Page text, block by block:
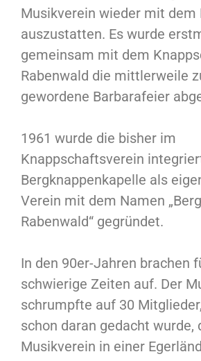
Musikverein wieder mit dem
auszustatten. Es wurde
gemeinsam mit dem
Rabenwald die mittlerweile
gewordene Barbarafeier
1961 wurde die bisher im
Knappschaftsverein
Bergknappenkapelle als
Verein mit dem Namen
Rabenwald“ gegründet.
In den 90er-Jahren brachen
schwierige Zeiten auf. Der
schrumpfte auf 30
schon daran gedacht wurde,
Musikverein in einer